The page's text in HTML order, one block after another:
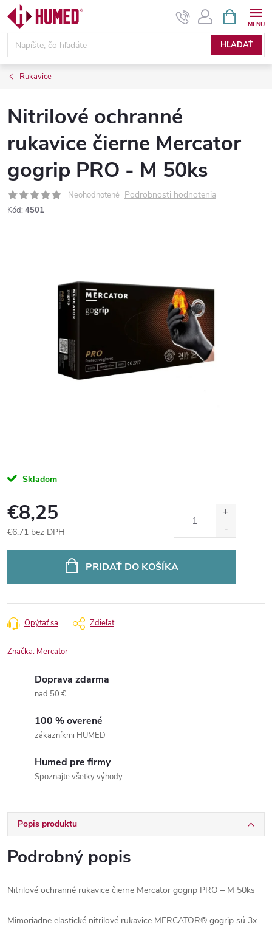
Prejsť
obsah
HĽADAŤ
KOŠÍK
Rukavice
Nitrilové ochranné
rukavice čierne Mercator
gogrip PRO - M 50ks
Neohodnotené Podrobnosti hodnotenia
Kód: 4501
Skladom
€8,25
€6,71 bez DPH
PRIDAŤ DO KOŠÍKA
Opýtať sa Zdieľať
Značka: Mercator
Doprava zdarma
nad 50 €
100 % overené
zákazníkmi HUMED
Humed pre firmy
Spoznajte všetky výhody.
Popis produktu
Podrobný popis
Nitrilové ochranné rukavice čierne Mercator gogrip PRO – M 50ks
Mimoriadne elastické nitrilové rukavice MERCATOR® gogrip sú 3x